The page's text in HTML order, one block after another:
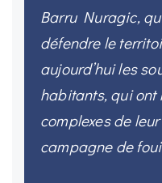
Barru Nuragic,
défendre le
aujourd’hui les
habitants, qui ont
complexes de
campagne de